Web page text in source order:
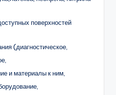
поверхностей
(диагностическое,
и материалы к ним,